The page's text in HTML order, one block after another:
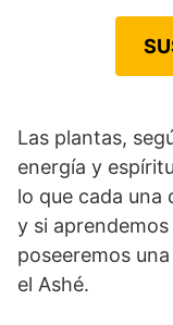
Las plantas,
energía y
lo que cada una
y si
poseeremos
el Ashé.